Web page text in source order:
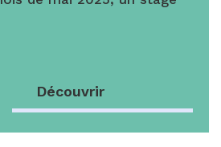
Découvrir